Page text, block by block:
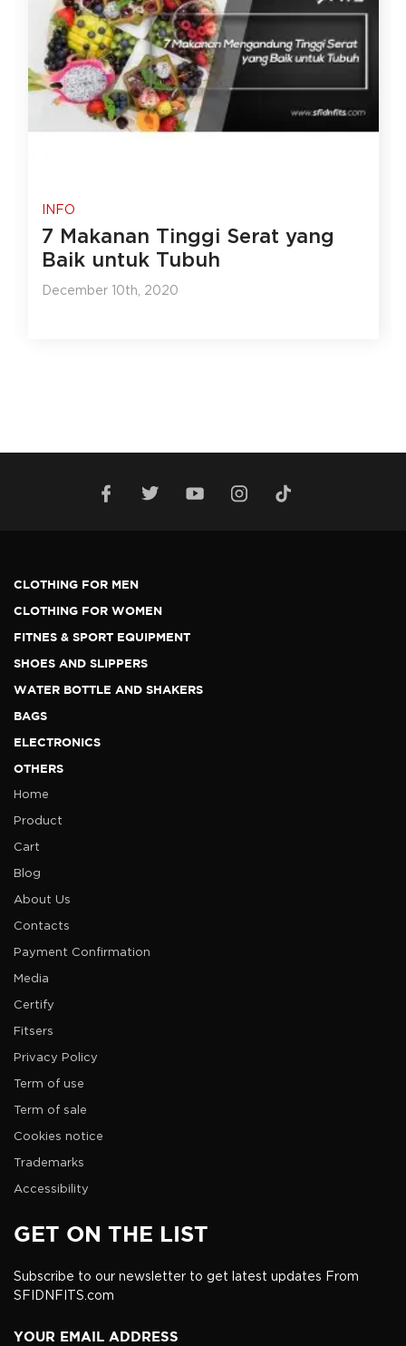
INFO
7 Makanan Tinggi Serat yang
Baik untuk Tubuh
December 10th, 2020
CLOTHING FOR MEN
CLOTHING FOR WOMEN
FITNES & SPORT EQUIPMENT
SHOES AND SLIPPERS
WATER BOTTLE AND SHAKERS
BAGS
ELECTRONICS
OTHERS
Home
Product
Cart
Blog
About Us
Contacts
Payment Confirmation
Media
Certify
Fitsers
Privacy Policy
Term of use
Term of sale
Cookies notice
Trademarks
Accessibility
GET ON THE LIST
Subscribe to our newsletter to get latest updates From
SFIDNFITS.com
YOUR EMAIL ADDRESS